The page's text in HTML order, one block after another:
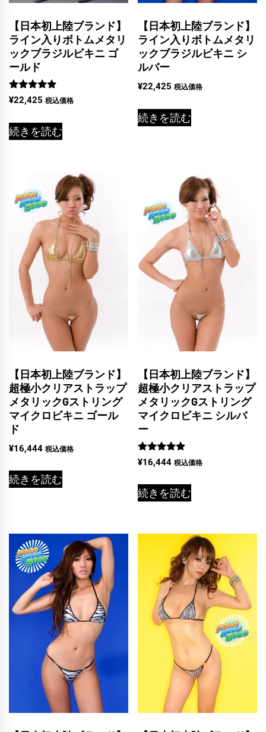
【日本初上陸ブランド】
ライン入りボトムメタリ
ックブラジルビキニ ゴ
ールド
5段階中
5.00
¥22,425 税込価格
続きを読む
【日本初上陸ブランド】
ライン入りボトムメタリ
ックブラジルビキニ シ
ルバー
¥22,425 税込価格
続きを読む
【日本初上陸ブランド】
超極小クリアストラップ
メタリックGストリング
マイクロビキニ ゴール
ド
¥16,444 税込価格
続きを読む
【日本初上陸ブランド】
超極小クリアストラップ
メタリックGストリング
マイクロビキニ シルバ
ー
5段階中
5.00
¥16,444 税込価格
続きを読む